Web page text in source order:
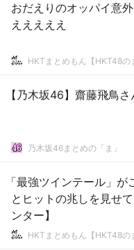
おだえりのオッパイ意
えええええ
HKTまとめもん【HKT48の
【乃木坂46】齋藤飛鳥
乃木坂46まとめの「ま」
「最強ツインテール」
とヒットの兆しを見せ
ンター】
HKTまとめもん【HKT48の